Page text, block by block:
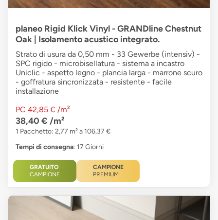
planeo Rigid Klick Vinyl - GRANDline Chestnut
Oak | Isolamento acustico integrato.
Strato di usura da 0,50 mm - 33 Gewerbe (intensiv) -
SPC rigido - microbisellatura - sistema a incastro
Uniclic - aspetto legno - plancia larga - marrone scuro
- goffratura sincronizzata - resistente - facile
installazione
PC 42,85 € /m²
38,40 € /m²
1 Pacchetto: 2,77 m² a 106,37 €
Tempi di consegna: 17 Giorni
GRATUITO
CAMPIONE
CAMPIONE
PREMIUM